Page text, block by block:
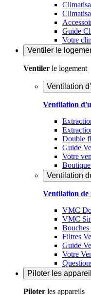
Guide
Votre
Ventiler le
Ventiler le logement
Ventilation
Ventilation
Double
Guide
Votre
Ventilation
Ventilation de
VMC
VMC
Bouches
Filtres
Guide
Votre
Piloter les
Piloter les appareils